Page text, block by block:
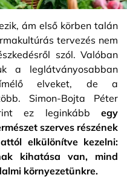
ám első körben talán
tervezés nem
szól. Valóban
a leglátványosabban
elveket, de a
Simon-Bojta Péter
ez leginkább egy
szerves részének
elkülönítve kezelni:
kihatása van, mind
környezetünkre.